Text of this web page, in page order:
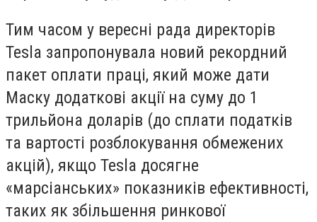
Тим часом у вересні рада директорів
Tesla запропонувала новий рекордний
пакет оплати праці, який може дати
Маску додаткові акції на суму до 1
трильйона доларів (до сплати податків
та вартості розблокування обмежених
акцій), якщо Tesla досягне
«марсіанських» показників ефективності,
таких як збільшення ринкової